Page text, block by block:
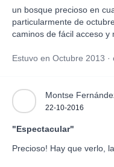
un bosque precioso en
particularmente de
caminos de fácil acceso y
Estuvo en Octubre 2013 ·
Montse
22-10-2016
"Espectacular"
Precioso! Hay que verlo,